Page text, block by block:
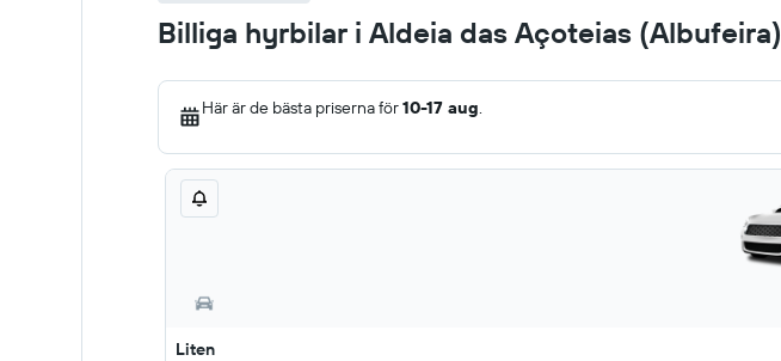
Billiga hyrbilar i Aldeia das Açoteias (Albufeira)
Här är de bästa priserna för10-17 aug.
Liten